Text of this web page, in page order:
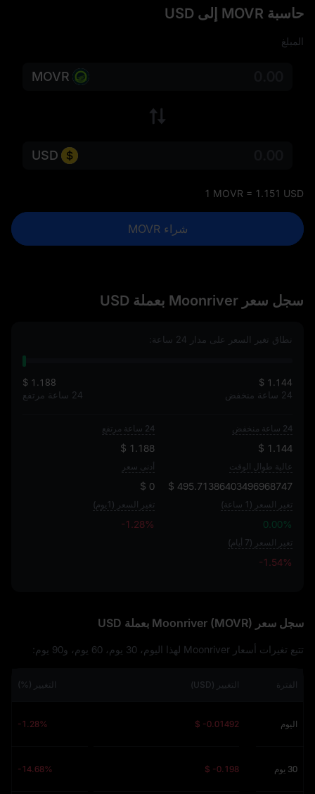
حاسبة MOVR إلى USD
المبلغ
MOVR
USD
1 MOVR = 1.151 USD
شراء MOVR
سجل سعر Moonriver بعملة USD
نطاق تغير السعر على مدار 24 ساعة:
$ 1.144
24 ساعة منخفض
$ 1.188
24 ساعة مرتفع
24 ساعة منخفض
$ 1.144
24 ساعة مرتفع
$ 1.188
عالية طوال الوقت
$ 495.71386403496968747
أدنى سعر
$ 0
تغير السعر (1 ساعة)
0.00%
تغير السعر (1يوم)
-1.28%
تغير السعر (7 أيام)
-1.54%
سجل سعر Moonriver (MOVR) بعملة USD
تتبع تغيرات أسعار Moonriver لهذا اليوم، 30 يوم، 60 يوم، و90 يوم:
الفترة التغيير (USD) التغيير (%)
اليوم $ -0.01492
-1.28%
30 يوم $ -0.198
-14.68%